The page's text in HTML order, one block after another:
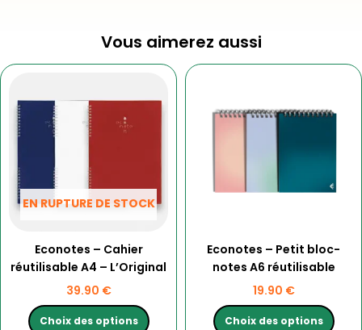
Vous aimerez aussi
EN RUPTURE DE STOCK
Econotes – Cahier
réutilisable A4 – L’Original
39.90 €
Choix des options
a
plusieurs
options
peuvent
sur
la
page
du
produit
Econotes – Petit bloc-
notes A6 réutilisable
19.90 €
Choix des options
a
peuvent
sur
la
page
du
produit